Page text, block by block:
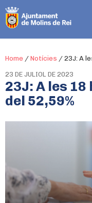
Home / Notícies / 23J: A
23 DE JULIOL DE 2023
23J: A les
del 52,59%